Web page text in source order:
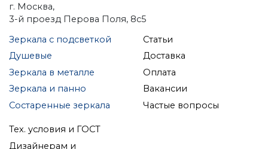
г. Москва,
3-й проезд Перова Поля, 8с5
Зеркала с подсветкой
Душевые
Зеркала в металле
Зеркала и панно
Состаренные зеркала
Статьи
Доставка
Оплата
Вакансии
Частые вопросы
Тех. условия и ГОСТ
Дизайнерам и